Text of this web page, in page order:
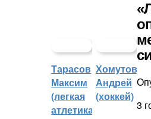
Тарасов
Максим
(легкая
атлетика)
Хомутов
Андрей
(хоккей)
3